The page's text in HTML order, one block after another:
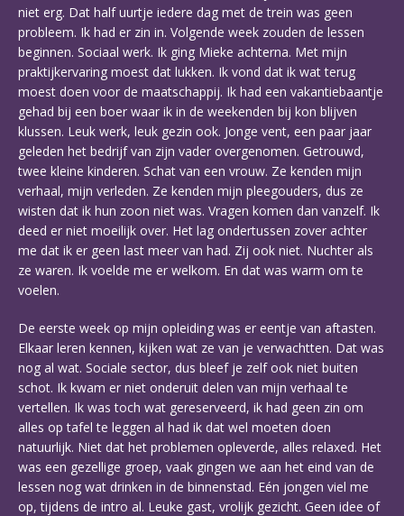
niet erg. Dat half uurtje iedere dag met de trein was geen
probleem. Ik had er zin in. Volgende week zouden de lessen
beginnen. Sociaal werk. Ik ging Mieke achterna. Met mijn
praktijkervaring moest dat lukken. Ik vond dat ik wat terug
moest doen voor de maatschappij. Ik had een vakantiebaantje
gehad bij een boer waar ik in de weekenden bij kon blijven
klussen. Leuk werk, leuk gezin ook. Jonge vent, een paar jaar
geleden het bedrijf van zijn vader overgenomen. Getrouwd,
twee kleine kinderen. Schat van een vrouw. Ze kenden mijn
verhaal, mijn verleden. Ze kenden mijn pleegouders, dus ze
wisten dat ik hun zoon niet was. Vragen komen dan vanzelf. Ik
deed er niet moeilijk over. Het lag ondertussen zover achter
me dat ik er geen last meer van had. Zij ook niet. Nuchter als
ze waren. Ik voelde me er welkom. En dat was warm om te
voelen.
De eerste week op mijn opleiding was er eentje van aftasten.
Elkaar leren kennen, kijken wat ze van je verwachtten. Dat was
nog al wat. Sociale sector, dus bleef je zelf ook niet buiten
schot. Ik kwam er niet onderuit delen van mijn verhaal te
vertellen. Ik was toch wat gereserveerd, ik had geen zin om
alles op tafel te leggen al had ik dat wel moeten doen
natuurlijk. Niet dat het problemen opleverde, alles relaxed. Het
was een gezellige groep, vaak gingen we aan het eind van de
lessen nog wat drinken in de binnenstad. Eén jongen viel me
op, tijdens de intro al. Leuke gast, vrolijk gezicht. Geen idee of